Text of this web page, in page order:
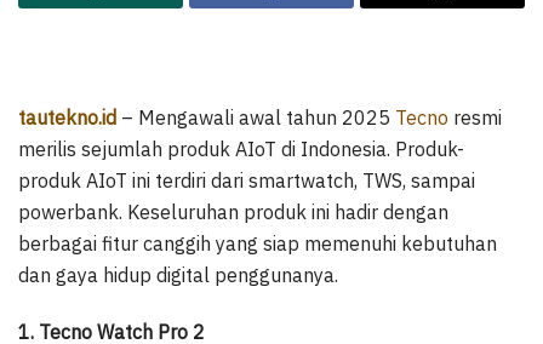
tautekno.id – Mengawali awal tahun 2025 Tecno resmi
merilis sejumlah produk AIoT di Indonesia. Produk-
produk AIoT ini terdiri dari smartwatch, TWS, sampai
powerbank. Keseluruhan produk ini hadir dengan
berbagai fitur canggih yang siap memenuhi kebutuhan
dan gaya hidup digital penggunanya.
1. Tecno Watch Pro 2